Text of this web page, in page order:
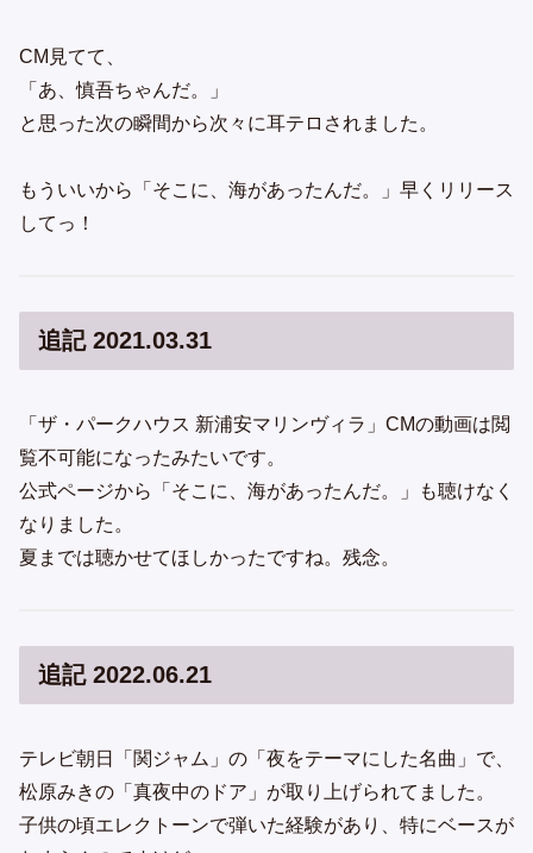
CM見てて、
「あ、慎吾ちゃんだ。」
と思った次の瞬間から次々に耳テロされました。
もういいから「そこに、海があったんだ。」早くリリース
してっ！
追記 2021.03.31
「ザ・パークハウス 新浦安マリンヴィラ」CMの動画は閲
覧不可能になったみたいです。
公式ページから「そこに、海があったんだ。」も聴けなく
なりました。
夏までは聴かせてほしかったですね。残念。
追記 2022.06.21
テレビ朝日「関ジャム」の「夜をテーマにした名曲」で、
松原みきの「真夜中のドア」が取り上げられてました。
子供の頃エレクトーンで弾いた経験があり、特にベースが